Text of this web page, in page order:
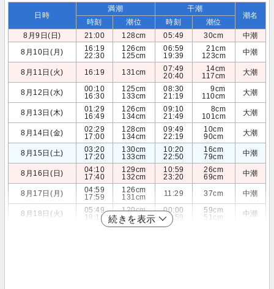
日時
満潮 干潮
潮名
時刻 潮位 時刻
潮位
8月9日(日)
21:00 128cm 05:49 30cm
中潮
8月10日(月)
16:19
22:30
126cm
125cm
06:59
19:39
21cm
123cm
中潮
8月11日(火) 16:19 131cm
07:49
20:40
14cm
117cm
大潮
8月12日(水)
00:10
16:30
125cm
133cm
08:30
21:19
9cm
110cm
大潮
8月13日(木)
01:29
16:49
126cm
134cm
09:10
21:49
8cm
101cm
大潮
8月14日(金)
02:29
17:00
128cm
134cm
09:49
22:19
10cm
90cm
大潮
8月15日(土)
03:20
17:20
130cm
133cm
10:20
22:50
16cm
79cm
中潮
8月16日(日)
04:10
17:40
129cm
132cm
10:59
23:20
26cm
69cm
中潮
8月17日(月)
04:59
17:59
126cm
131cm
11:29 37cm 中潮
8月18日(火)
05:49
18:19
120cm
131cm
00:00
11:59
59cm
51cm
中潮
続きを表示